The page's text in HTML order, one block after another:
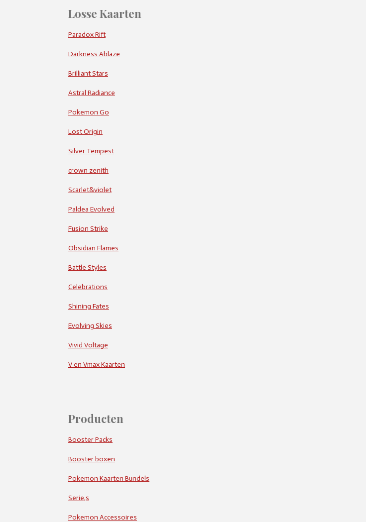
Losse Kaarten
Paradox Rift
Darkness Ablaze
Brilliant Stars
Astral Radiance
Pokemon Go
Lost Origin
Silver Tempest
crown zenith
Scarlet&violet
Paldea Evolved
Fusion Strike
Obsidian Flames
Battle Styles
Celebrations
Shining Fates
Evolving Skies
Vivid Voltage
V en Vmax Kaarten
Producten
Booster Packs
Booster boxen
Pokemon Kaarten Bundels
Serie,s
Pokemon Accessoires